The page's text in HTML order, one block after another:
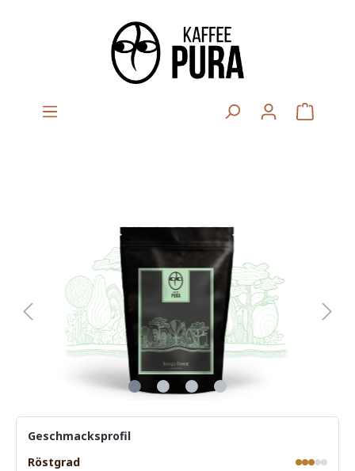
Geschmacksprofil
Röstgrad